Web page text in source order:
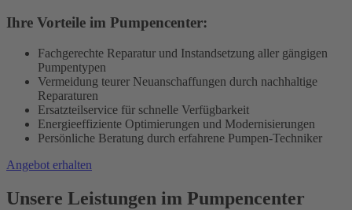
Ihre Vorteile im Pumpencenter:
Fachgerechte Reparatur und Instandsetzung aller gängigen
Pumpentypen
Vermeidung teurer Neuanschaffungen durch nachhaltige
Reparaturen
Ersatzteilservice für schnelle Verfügbarkeit
Energieeffiziente Optimierungen und Modernisierungen
Persönliche Beratung durch erfahrene Pumpen-Techniker
Angebot erhalten
Unsere Leistungen im Pumpencenter